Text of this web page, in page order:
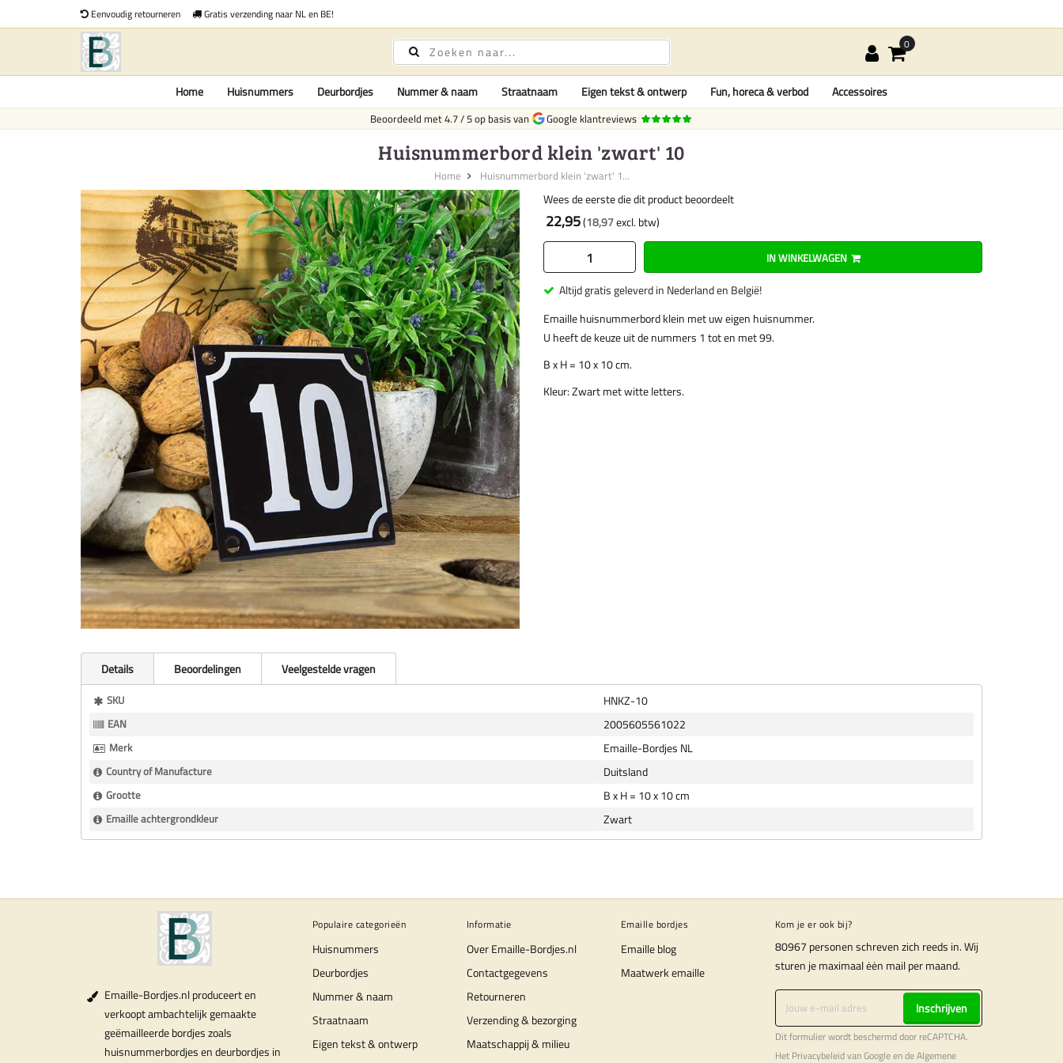
Eenvoudig retourneren Gratis verzending naar NL en BE!
Home Huisnummers Deurbordjes Nummer & naam Straatnaam Eigen tekst & ontwerp Fun, horeca & verbod Accessoires
Beoordeeld met4.7/5op basis van Google klantreviews
Huisnummerbord klein 'zwart' 10
Home Huisnummerbord klein 'zwart' 1...
Wees de eerste die dit product beoordeelt
22,95 18,97
IN WINKELWAGEN
Altijd gratis geleverd in Nederland en België!
Emaille huisnummerbord klein met uw eigen huisnummer.
U heeft de keuze uit de nummers 1 tot en met 99.
B x H = 10 x 10 cm.
Kleur: Zwart met witte letters.
Details Beoordelingen
Veelgestelde vragen
Meer
Informatie
SKU HNKZ-10
EAN 2005605561022
Merk Emaille-Bordjes NL
Country of Manufacture Duitsland
Grootte B x H = 10 x 10 cm
Emaille achtergrondkleur Zwart
Emaille-Bordjes.nl produceert en
verkoopt ambachtelijk gemaakte
geëmailleerde bordjes zoals
huisnummerbordjes en deurbordjes in
Populaire categorieën
Huisnummers
Deurbordjes
Nummer & naam
Straatnaam
Eigen tekst & ontwerp
Informatie
Over Emaille-Bordjes.nl
Contactgegevens
Retourneren
Verzending & bezorging
Maatschappij & milieu
Emaille bordjes
Emaille blog
Maatwerk emaille
Kom je er ook bij?
80967 personen schreven zich reeds in. Wij
sturen je maximaal ėėn mail per maand.
Inschrijven
Dit formulier wordt beschermd door reCAPTCHA.
Het Privacybeleidvan Google en deAlgemene